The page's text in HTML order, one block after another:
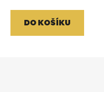
DO KOŠÍKU